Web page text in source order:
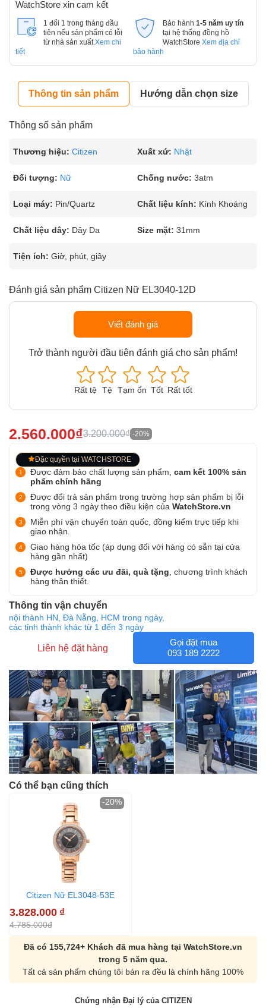
WatchStore xin cam kết
1 đổi 1 trong tháng đầu
tiên nếu sản phẩm có lỗi
từ nhà sản xuất. Xem chi
tiết
Bảo hành 1-5 năm uy tín
tại hệ thống đồng hồ
WatchStore Xem địa chỉ
bảo hành
Thông tin sản phẩm Hướng dẫn chọn size
Thông số sản phẩm
Thương hiệu: Citizen Xuất xứ: Nhật
Đối tượng: Nữ Chống nước: 3atm
Loại máy: Pin/Quartz Chất liệu kính: Kính Khoáng
Chất liệu dây: Dây Da Size mặt: 31mm
Tiện ích: Giờ, phút, giây
Đánh giá sản phẩm Citizen Nữ EL3040-12D
Viết đánh giá
Trở thành người đầu tiên đánh giá cho sản phẩm!
Rất tệ Tệ Tạm ổn Tốt Rất tốt
2.560.000₫3.200.000₫ -20%
Đặc quyền tại WATCHSTORE
Được đảm bảo chất lượng sản phẩm, cam kết 100% sản
phẩm chính hãng
Được đổi trả sản phẩm trong trường hợp sản phẩm bị lỗi
trong vòng 3 ngày theo điều kiện của WatchStore.vn
Miễn phí vận chuyển toàn quốc, đồng kiểm trực tiếp khi
giao nhận.
Giao hàng hỏa tốc (áp dụng đối với hàng có sẵn tại cửa
hàng gần nhất)
Được hưởng các ưu đãi, quà tặng , chương trình khách
hàng thân thiết.
Thông tin vận chuyển
nội thành HN, Đà Nẵng, HCM trong ngày,
các tỉnh thành khác từ 1 đến 3 ngày
Liên hệ đặt hàng
Gọi đặt mua
093 189 2222
Có thể bạn cũng thích
Citizen Nữ EL3048-53E
3.828.000 ₫
4.785.000đ
-20%
Đã có 155,724+ Khách đã mua hàng tại WatchStore.vn
trong 5 năm qua.
Tất cả sản phẩm chúng tôi bán ra đều là chính hãng 100%
Chứng nhận Đại lý của CITIZEN